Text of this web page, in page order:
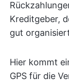
Kreditgeber,
gut
Hier kommt
GPS für die